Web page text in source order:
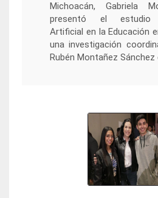
Michoacán, Gabriela
presentó el estudio
Artificial en la Educación
una investigación
Rubén Montañez Sánchez